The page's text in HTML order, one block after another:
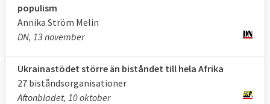
populism
Annika Ström Melin
DN, 13 november
Ukrainastödet större än biståndet till hela Afrika
27 biståndsorganisationer
Aftonbladet, 10 oktober